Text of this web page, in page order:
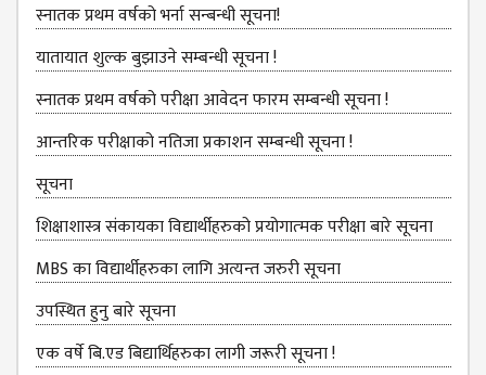
PROGRAMS
& POLICIES
FEE
STRUCTURE
METHODS &
TECHNIQUES
RULES &
REGULATION
KMC INTAKE
CAPACITY
RESULT
स्नातक प्रथम वर्षको भर्ना सन्बन्धी सूचना!
यातायात शुल्‍क बुझाउने सम्बन्धी सूचना !
स्नातक प्रथम वर्षको परीक्षा आवेदन फारम सम्बन्धी सूचना !
आन्तरिक परीक्षाको नतिजा प्रकाशन सम्बन्धी सूचना !
सूचना
शिक्षाशास्त्र संकायका विद्यार्थीहरुको प्रयोगात्‍मक परीक्षा बारे सूचना
MBS का विद्यार्थीहरुका लागि अत्यन्त जरुरी सूचना
उपस्थित हुनु बारे सूचना
एक वर्षे बि.एड बिद्यार्थिहरुका लागी जरूरी सूचना !